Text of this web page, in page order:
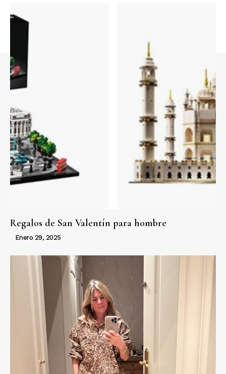
Regalos de San Valentín para hombre
Enero 29, 2025